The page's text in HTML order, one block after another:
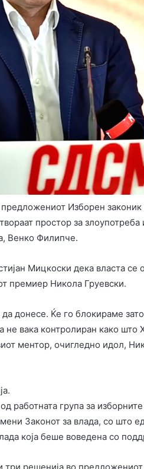
Изборен
простор за
Венко Филипче.
Мицкоски дека власта се
премиер Никола Груевски.
донесе. Ќе го блокираме
вака контролиран како што
ментор, очигледно идол,
работната група за
Законот за влада, со што
која беше воведена со